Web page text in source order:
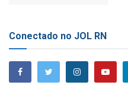
Conectado no JOL RN